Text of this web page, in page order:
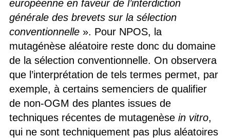
européenne en faveur de l’interdiction
générale des brevets sur la sélection
conventionnelle». Pour NPOS, la
mutagénèse aléatoire reste donc du domaine
de la sélection conventionnelle. On observera
que l’interprétation de tels termes permet, par
exemple, à certains semenciers de qualifier
de non-OGM des plantes issues de
techniques récentes de mutagenèse in vitro,
qui ne sont techniquement pas plus aléatoires